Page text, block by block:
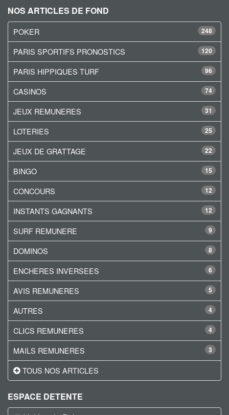
NOS ARTICLES DE FOND
248
POKER
120
PARIS SPORTIFS PRONOSTICS
96
PARIS HIPPIQUES TURF
74
CASINOS
31
JEUX REMUNERES
25
LOTERIES
22
JEUX DE GRATTAGE
15
BINGO
12
CONCOURS
12
INSTANTS GAGNANTS
9
SURF REMUNERE
8
DOMINOS
6
ENCHERES INVERSEES
5
AVIS REMUNERES
4
AUTRES
4
CLICS REMUNERES
3
MAILS REMUNERES
TOUS NOS ARTICLES
ESPACE DETENTE